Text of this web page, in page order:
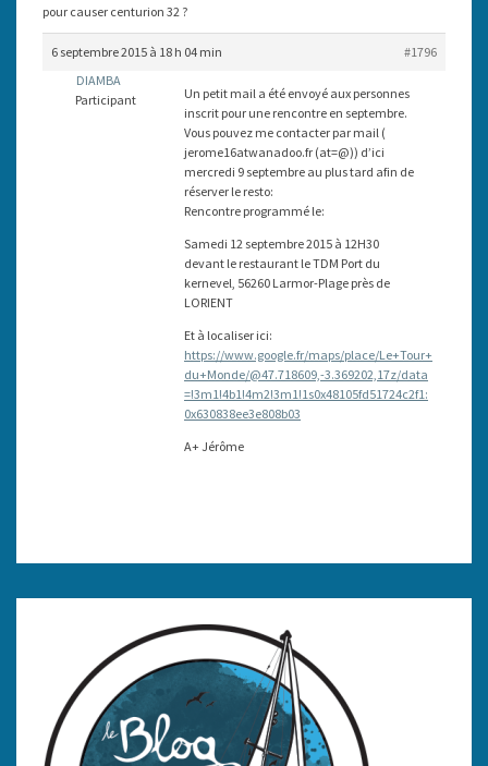
CENTURION
32
pour causer centurion 32 ?
6 septembre 2015 à 18 h 04 min
#1796
DIAMBA
Participant
Un petit mail a été envoyé aux personnes
inscrit pour une rencontre en septembre.
Vous pouvez me contacter par mail (
jerome16atwanadoo.fr (at=@)) d’ici
mercredi 9 septembre au plus tard afin de
réserver le resto:
Rencontre programmé le:
Samedi 12 septembre 2015 à 12H30
devant le restaurant le TDM Port du
kernevel, 56260 Larmor-Plage près de
LORIENT
Et à localiser ici:
https://www.google.fr/maps/place/Le+Tour+
du+Monde/@47.718609,-3.369202,17z/data
=!3m1!4b1!4m2!3m1!1s0x48105fd51724c2f1:
0x630838ee3e808b03
A+ Jérôme